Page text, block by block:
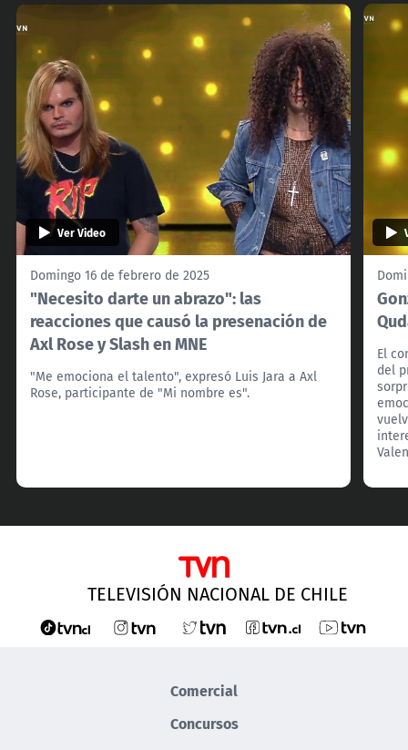
Ver Video
Domingo 16 de febrero de 2025
"Necesito darte un abrazo": las
reacciones que causó la presenación de
Axl Rose y Slash en MNE
"Me emociona el talento", expresó Luis Jara a Axl
Rose, participante de "Mi nombre es".
El
del
TELEVISIÓN NACIONAL DE CHILE
Comercial
Concursos